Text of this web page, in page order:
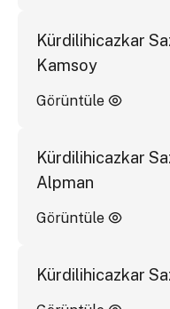
Kürdilihicazkar
Kamsoy
Görüntüle
Kürdilihicazkar
Alpman
Görüntüle
Kürdilihicazkar